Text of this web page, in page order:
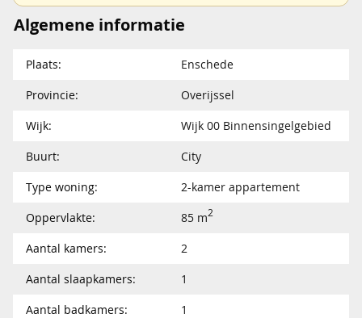
Algemene informatie
Plaats:
Enschede
Provincie:
Overijssel
Wijk:
Wijk 00 Binnensingelgebied
Buurt:
City
Type woning:
2-kamer appartement
Oppervlakte:
85 m2
Aantal kamers:
2
Aantal slaapkamers:
1
Aantal badkamers:
1